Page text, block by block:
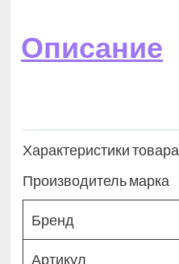
Описание
Характеристики товара
Производитель марка
Бренд
Артикул